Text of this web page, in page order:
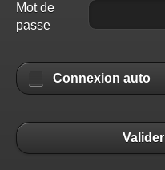
Mot de
passe
Connexion auto
Valider